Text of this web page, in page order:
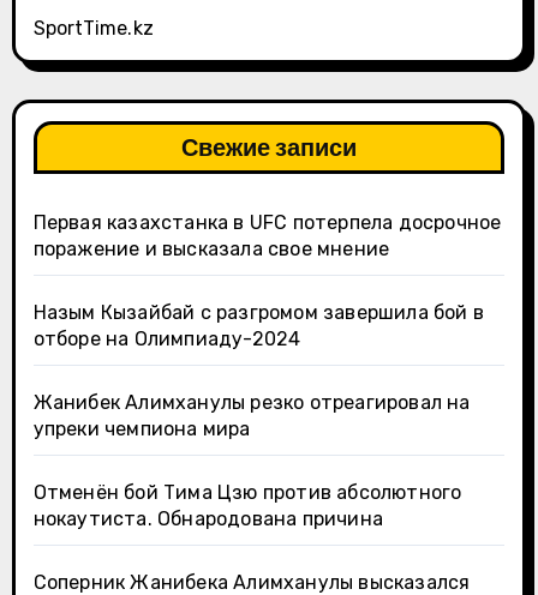
SportTime.kz
Свежие записи
Первая казахстанка в UFC потерпела досрочное
поражение и высказала свое мнение
Назым Кызайбай с разгромом завершила бой в
отборе на Олимпиаду-2024
Жанибек Алимханулы резко отреагировал на
упреки чемпиона мира
Отменён бой Тима Цзю против абсолютного
нокаутиста. Обнародована причина
Соперник Жанибека Алимханулы высказался